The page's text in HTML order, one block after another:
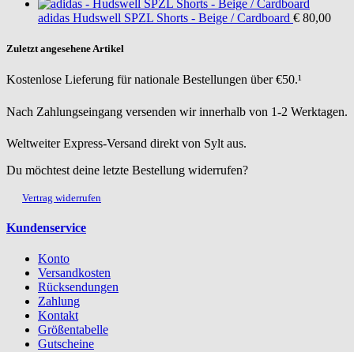
adidas Hudswell SPZL Shorts - Beige / Cardboard € 80,00
Zuletzt angesehene Artikel
Kostenlose Lieferung für nationale Bestellungen über €50.¹
Nach Zahlungseingang versenden wir innerhalb von 1-2 Werktagen.
Weltweiter Express-Versand direkt von Sylt aus.
Du möchtest deine letzte Bestellung widerrufen?
Vertrag widerrufen
Kundenservice
Konto
Versandkosten
Rücksendungen
Zahlung
Kontakt
Größentabelle
Gutscheine